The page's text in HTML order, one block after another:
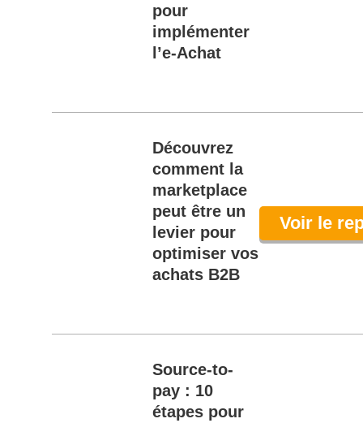
pour
implémenter
l’e-Achat
Découvrez
comment la
marketplace
peut être un
levier pour
optimiser vos
achats B2B
Voir le
Source-to-
pay : 10
étapes pour